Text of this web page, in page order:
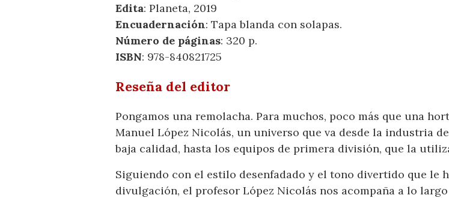
Edita: Planeta, 2019
Encuadernación: Tapa blanda con solapas.
Número de páginas: 320 p.
ISBN: 978-840821725
Reseña del editor
Pongamos una remolacha. Para muchos, poco más que una
Manuel López Nicolás, un universo que va desde la industria
baja calidad, hasta los equipos de primera división, que la
Siguiendo con el estilo desenfadado y el tono divertido que le
divulgación, el profesor López Nicolás nos acompaña a lo